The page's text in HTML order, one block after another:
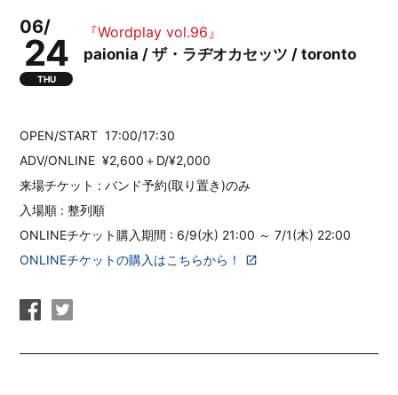
06/
24
THU
『Wordplay vol.96』
paionia / ザ・ラヂオカセッツ / toronto
OPEN/START 17:00/17:30
ADV/ONLINE ¥2,600＋D/¥2,000
来場チケット : バンド予約(取り置き)のみ
入場順 : 整列順
ONLINEチケット購入期間 : 6/9(水) 21:00 ～ 7/1(木) 22:00
ONLINEチケットの購入はこちらから！